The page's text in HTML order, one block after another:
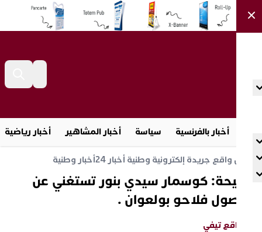
أخبار بالفرنسية سياسة أخبار المشاهير أخبار رياضية
آش واقع جريدة إلكترونية وطنية أخبار 24 أخبار وطنية
كوسمار سيدي بنور تستغني عن
فلاحو بولعوان .
واقع تيفي